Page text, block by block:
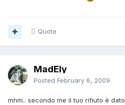
Quote
MadEly
Posted February 6, 2009
mhm.. secondo me il tuo rifiuto è